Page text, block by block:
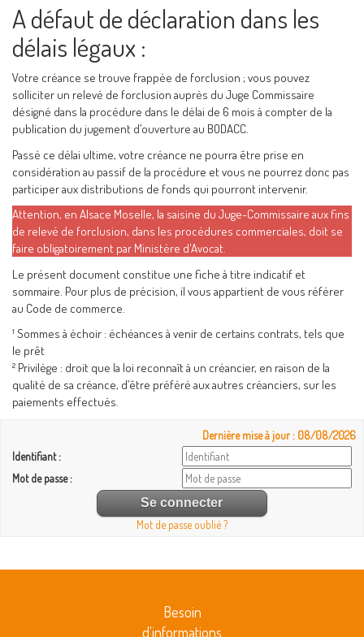
A défaut de déclaration dans les
délais légaux :
Votre créance se trouve frappée de forclusion ; vous pouvez
solliciter un relevé de forclusion auprès du Juge Commissaire
désigné dans la procédure dans le délai de 6 mois à compter de la
publication du jugement d’ouverture au BODACC.
Passé ce délai ultime, votre créance ne pourra être prise en
considération au passif de la procédure et vous ne pourrez donc pas
participer aux distributions de fonds qui pourront intervenir.
Attention, en Alsace Moselle, la saisine du Juge-Commissaire aux fins
de relevé de forclusion, dans les procédures commerciales, doit se
faire obligatoirement par Ministère d'Avocat.
Le présent document constitue une fiche à titre indicatif et
sommaire. Pour plus de précision, il vous appartient de vous référer
au Code de commerce.
¹ Sommes à échoir : échéances à venir de certains contrats, tels que
le prêt
² Privilège : droit que la loi reconnaît à un créancier, en raison de la
qualité de sa créance, d’être préféré aux autres créanciers, sur les
paiements effectués.
Dernière mise à jour : 08/08/2026
Identifiant :
Mot de passe :
Mot de passe oublié ?
Besoin
d'informations